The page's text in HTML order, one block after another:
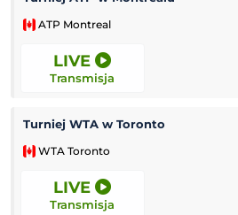
ATP Montreal
LIVE
Transmisja
Turniej WTA w Toronto
WTA Toronto
LIVE
Transmisja